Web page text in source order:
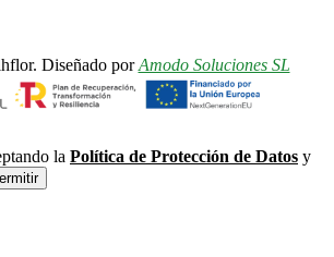
Diseñado porAmodo Soluciones SL
la Política de Protección de Datos y